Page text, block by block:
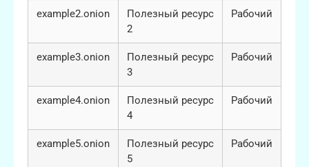
example2.onion
Полезный ресурс
2
Рабочий
example3.onion
Полезный ресурс
3
Рабочий
example4.onion
Полезный ресурс
4
Рабочий
example5.onion
Полезный ресурс
5
Рабочий